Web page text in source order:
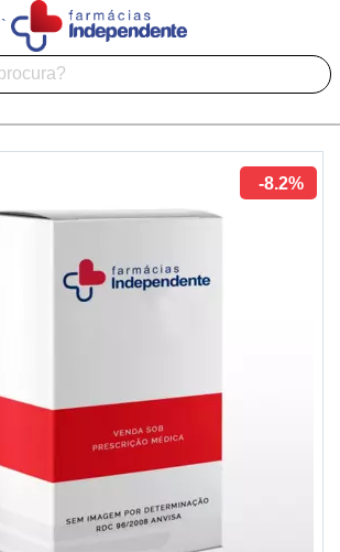
`
-8.2%